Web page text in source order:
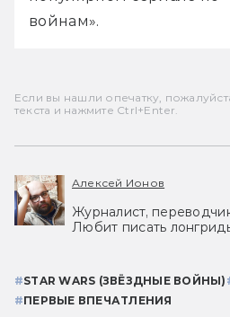
войнам».
Если вы нашли опечатку,
текста и нажмите Ctrl+Enter.
Алексей Ионов
Журналист,
Любит писать
#STAR WARS (ЗВЁЗДНЫЕ ВОЙНЫ)
#ПЕРВЫЕ ВПЕЧАТЛЕНИЯ